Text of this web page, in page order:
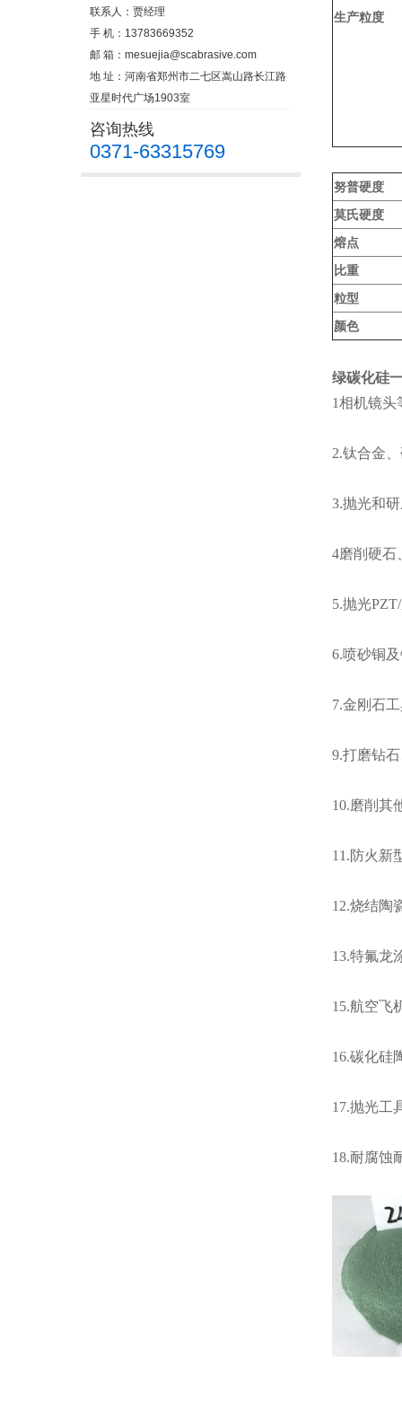
联系人：贾经理
手 机：13783669352
邮 箱： mesuejia@scabrasive.com
地 址：河南省郑州市二七区嵩山路长江路
亚星时代广场1903室
咨询热线
0371-63315769
生产粒度
努普硬度
莫氏硬度
熔点
比重
粒型
颜色
绿碳化硅
1相机镜头
2.钛合金
3.抛光和
4磨削硬石
5.抛光
6.喷砂铜
7.金刚石
9.打磨钻
10.磨削其
11.防火新
12.烧结陶
13.特氟龙
15.航空飞
16.碳化硅
17.抛光工
18.耐腐蚀